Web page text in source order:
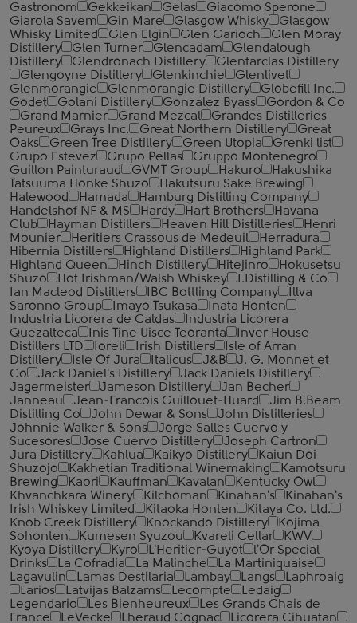
Gastronom
Gekkeikan Gelas
Giacomo Sperone
Giarola Savem
Gin Mare Glasgow Whisky
Glasgow
Whisky Limited
Glen Elgin Glen Garioch
Glen Moray
Distillery
Glen Turner Glencadam
Glendalough
Distillery
Glendronach Distillery
Glenfarclas Distillery
Glengoyne Distillery
Glenkinchie
Glenlivet
Glenmorangie
Glenmorangie Distillery
Globefill Inc.
Godet
Golani Distillery Gonzalez Byass
Gordon & Co
Grand Marnier
Grand Mezcal
Grandes Distilleries
Peureux
Grays Inc. Great Northern Distillery
Great
Oaks
Green Tree Distillery Green Utopia
Grenki list
Grupo Estevez
Grupo Pellas
Gruppo Montenegro
Guillon Painturaud
GVMT Group Hakuro
Hakushika
Tatsuuma Honke Shuzo
Hakutsuru Sake Brewing
Halewood
Hamada
Hamburg Distilling Company
Handelshof NF & MS
Hardy Hart Brothers
Havana
Club
Hayman Distillers Heaven Hill Distilleries
Henri
Mounier
Heritiers Crassous de Medeuil
Herradura
Hibernia Distillers
Highland Distillers
Highland Park
Highland Queen
Hinch Distillery Hitejinro
Hokusetsu
Shuzo
Hot Irishman/Walsh Whiskey
I.Distilling & Co
Ian Macleod Distillers
IBC Bottling Company
Illva
Saronno Group
Imayo Tsukasa
Inata Honten
Industria Licorera de Caldas
Industria Licorera
Quezalteca
Inis Tine Uisce Teoranta
Inver House
Distillers LTD
Ioreli Irish Distillers
Isle of Arran
Distillery
Isle Of Jura Italicus J&B
J. G. Monnet et
Co
Jack Daniel's Distillery
Jack Daniels Distillery
Jagermeister
Jameson Distillery
Jan Becher
Janneau
Jean-Francois Guillouet-Huard
Jim B.Beam
Distilling Co
John Dewar & Sons
John Distilleries
Johnnie Walker & Sons
Jorge Salles Cuervo y
Sucesores
Jose Cuervo Distillery
Joseph Cartron
Jura Distillery
Kahlua Kaikyo Distillery
Kaiun Doi
Shuzojo
Kakhetian Traditional Winemaking
Kamotsuru
Brewing
Kaori Kauffman Kavalan
Kentucky Owl
Khvanchkara Winery
Kilchoman Kinahan's
Kinahan's
Irish Whiskey Limited
Kitaoka Honten
Kitaya Co. Ltd.
Knob Creek Distillery
Knockando Distillery
Kojima
Sohonten
Kumesen Syuzou Kvareli Cellar
KWV
Kyoya Distillery
Kyro L'Heritier-Guyot
l'Or Special
Drinks
La Cofradia La Malinche
La Martiniquaise
Lagavulin
Lamas Destilaria Lambay Langs
Laphroaig
Larios
Latvijas Balzams Lecompte
Ledaig
Legendario
Les Bienheureux
Les Grands Chais de
France
LeVecke Lheraud Cognac
Licorera Cihuatan